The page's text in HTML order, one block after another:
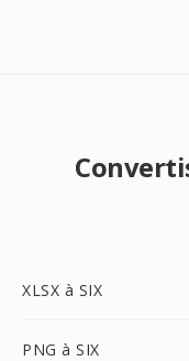
XLSX à SIX
PNG à SIX